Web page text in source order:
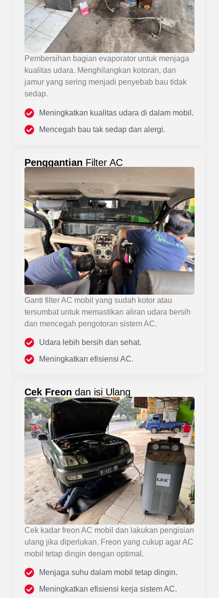
Pembersihan bagian evaporator untuk menjaga
kualitas udara. Menghilangkan kotoran, dan
jamur yang sering menjadi penyebab bau tidak
sedap.
Meningkatkan kualitas udara di dalam mobil.
Mencegah bau tak sedap dan alergi.
Penggantian Filter AC
Ganti filter AC mobil yang sudah kotor atau
tersumbat untuk memastikan aliran udara bersih
dan mencegah pengotoran sistem AC.
Udara lebih bersih dan sehat.
Meningkatkan efisiensi AC.
Cek Freon dan isi Ulang
Cek kadar freon AC mobil dan lakukan pengisian
ulang jika diperlukan. Freon yang cukup agar AC
mobil tetap dingin dengan optimal.
Menjaga suhu dalam mobil tetap dingin.
Meningkatkan efisiensi kerja sistem AC.